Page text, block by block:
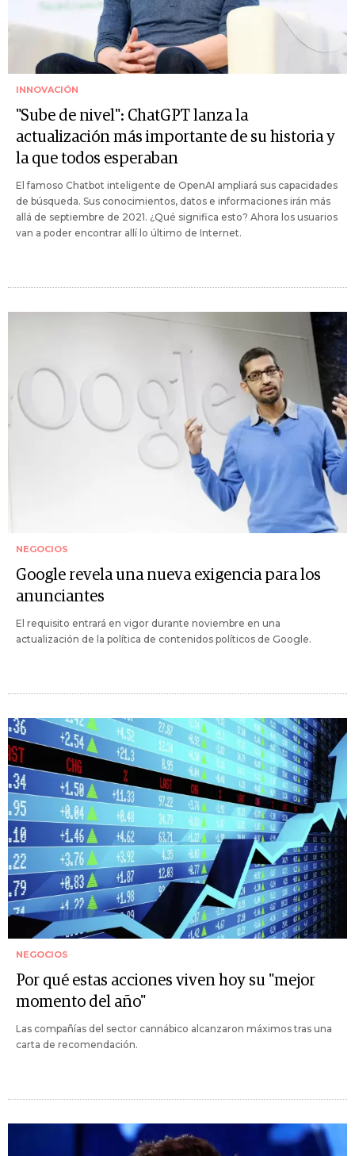
INNOVACIÓN
"Sube de nivel": ChatGPT lanza la
actualización más importante de su historia y
la que todos esperaban
El famoso Chatbot inteligente de OpenAI ampliará sus capacidades
de búsqueda. Sus conocimientos, datos e informaciones irán más
allá de septiembre de 2021. ¿Qué significa esto? Ahora los usuarios
van a poder encontrar allí lo último de Internet.
NEGOCIOS
Google revela una nueva exigencia para los
anunciantes
El requisito entrará en vigor durante noviembre en una
actualización de la política de contenidos políticos de Google.
NEGOCIOS
Por qué estas acciones viven hoy su "mejor
momento del año"
Las compañías del sector cannábico alcanzaron máximos tras una
carta de recomendación.